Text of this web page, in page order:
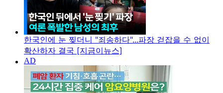
한국인에 눈 찢더니 "죄송하다"...파장 걷잡을 수 없이
확산하자 결국 [지금이뉴스]